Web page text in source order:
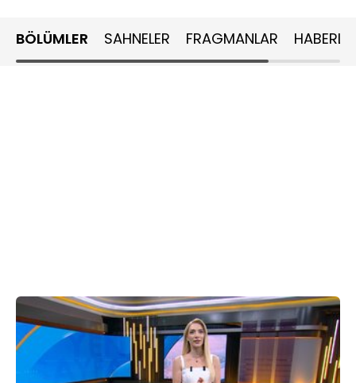
BÖLÜMLER SAHNELER FRAGMANLAR